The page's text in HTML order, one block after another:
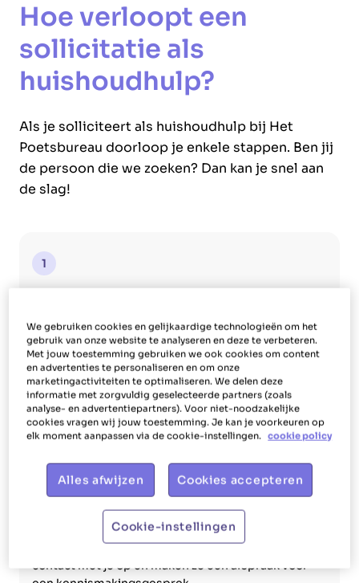
Hoe verloopt een
sollicitatie als
huishoudhulp?
Als je solliciteert als huishoudhulp bij Het
Poetsbureau doorloop je enkele stappen. Ben jij
de persoon die we zoeken? Dan kan je snel aan
de slag!
1
Solliciteer online via het sollicitatieformulier of ga
langs in het kantoor in jouw buurt.
2
Onze medewerkers
contacteren je
Nadat de consulenten in het kantoor jouw
sollicitatie doorgenomen hebben, nemen ze
contact met je op en maken ze een afspraak voor
We gebruiken cookies en gelijkaardige technologieën om het
gebruik van onze website te analyseren en deze te verbeteren.
Met jouw toestemming gebruiken we ook cookies om content
en advertenties te personaliseren en om onze
marketingactiviteiten te optimaliseren. We delen deze
informatie met zorgvuldig geselecteerde partners (zoals
analyse- en advertentiepartners). Voor niet-noodzakelijke
cookies vragen wij jouw toestemming. Je kan je voorkeuren op
elk moment aanpassen via de cookie-instellingen. cookie policy
Alles afwijzen Cookies accepteren
Cookie-instellingen